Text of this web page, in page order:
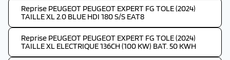
Reprise PEUGEOT PEUGEOT EXPERT FG TOLE (2024)
TAILLE XL 2.0 BLUE HDI 180 S/S EAT8
Reprise PEUGEOT PEUGEOT EXPERT FG TOLE (2024)
TAILLE XL ELECTRIQUE 136CH (100 KW) BAT. 50 KWH